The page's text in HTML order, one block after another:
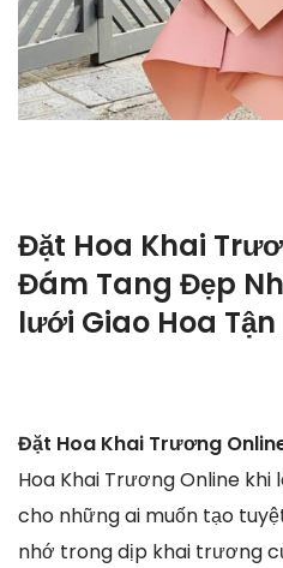
Đặt Hoa Khai
Đám Tang Đẹp
lưới Giao Hoa Tận
Đặt Hoa Khai Trương
Hoa Khai Trương Online
cho những ai muốn tạo
nhớ trong dịp khai trương